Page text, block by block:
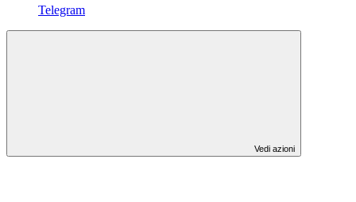
Telegram
Vedi azioni